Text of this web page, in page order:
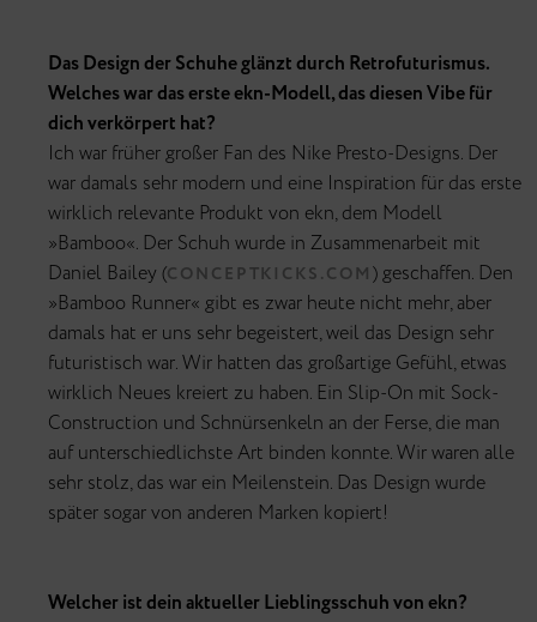
Das Design der Schuhe glänzt durch Retrofuturismus.
Welches war das erste ekn-Modell, das diesen Vibe für
dich verkörpert hat?
Ich war früher großer Fan des Nike Presto-Designs. Der
war damals sehr modern und eine Inspiration für das erste
wirklich relevante Produkt von ekn, dem Modell
»Bamboo«. Der Schuh wurde in Zusammenarbeit mit
Daniel Bailey (CONCEPTKICKS.COM ) geschaffen. Den
»Bamboo Runner« gibt es zwar heute nicht mehr, aber
damals hat er uns sehr begeistert, weil das Design sehr
futuristisch war. Wir hatten das großartige Gefühl, etwas
wirklich Neues kreiert zu haben. Ein Slip-On mit Sock-
Construction und Schnürsenkeln an der Ferse, die man
auf unterschiedlichste Art binden konnte. Wir waren alle
sehr stolz, das war ein Meilenstein. Das Design wurde
später sogar von anderen Marken kopiert!
Welcher ist dein aktueller Lieblingsschuh von ekn?